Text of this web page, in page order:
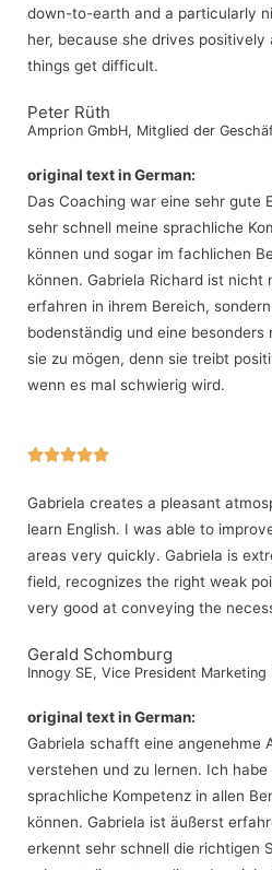
down-to-earth and a particularly
her, because she drives
things get difficult.
Peter Rüth
Amprion GmbH, Mitglied der
original text in German:
Das Coaching war eine sehr gute
sehr schnell meine sprachliche
können und sogar im fachlichen
können. Gabriela Richard ist nicht
erfahren in ihrem Bereich,
bodenständig und eine
sie zu mögen, denn sie treibt
wenn es mal schwierig wird.

Gabriela creates a pleasant
learn English. I was able to
areas very quickly. Gabriela is
field, recognizes the right weak
very good at conveying the
Gerald Schomburg
Innogy SE, Vice President Marketing
original text in German:
Gabriela schafft eine angenehme
verstehen und zu lernen. Ich habe
sprachliche Kompetenz in allen
können. Gabriela ist äußerst
erkennt sehr schnell die richtigen